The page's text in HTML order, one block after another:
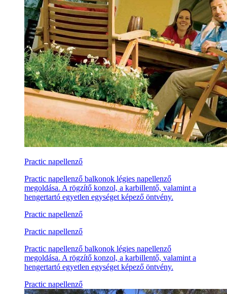
Practic napellenző
Practic napellenző balkonok légies napellenző
megoldása. A rögzítő konzol, a karbillentő, valamint a
hengertartó egyetlen egységet képező öntvény.
Practic napellenző
Practic napellenző
Practic napellenző balkonok légies napellenző
megoldása. A rögzítő konzol, a karbillentő, valamint a
hengertartó egyetlen egységet képező öntvény.
Practic napellenző